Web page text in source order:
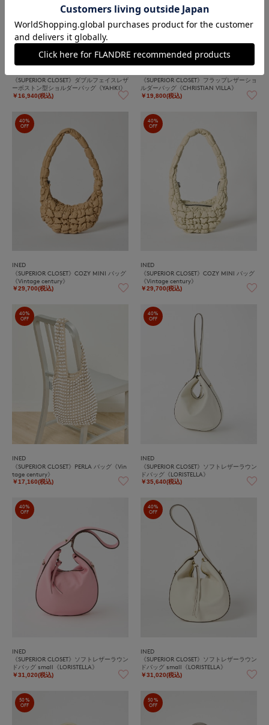
《SUPERIOR CLOSET》ダブルフェイスレザ
ーボストン型ショルダーバッグ《YAHKI》
￥16,940(税込)
《SUPERIOR CLOSET》フラップレザーショ
ルダーバッグ《CHRISTIAN VILLA》
￥19,800(税込)
40%
OFF
INED
《SUPERIOR CLOSET》COZY MINI バッグ
《Vintage century》
￥29,700(税込)
40%
OFF
INED
《SUPERIOR CLOSET》COZY MINI バッグ
《Vintage century》
￥29,700(税込)
40%
OFF
INED
《SUPERIOR CLOSET》PERLA バッグ《Vin
tage century》
￥17,160(税込)
40%
OFF
INED
《SUPERIOR CLOSET》ソフトレザーラウン
ドバッグ《LORISTELLA》
￥35,640(税込)
40%
OFF
INED
《SUPERIOR CLOSET》ソフトレザーラウン
ドバッグ small《LORISTELLA》
￥31,020(税込)
40%
OFF
INED
《SUPERIOR CLOSET》ソフトレザーラウン
ドバッグ small《LORISTELLA》
￥31,020(税込)
50%
OFF
50%
OFF